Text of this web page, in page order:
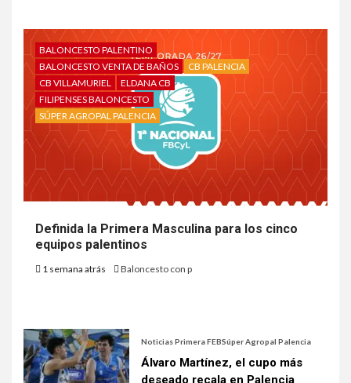
BALONCESTO PALENTINO
BALONCESTO VENTA DE BAÑOS
CB PALENCIA
CB VILLAMURIEL
ELDANA CB
FILIPENSES BALONCESTO
SÚPER AGROPAL PALENCIA
Definida la Primera Masculina para los cinco
equipos palentinos
1 semana atrás Baloncesto con p
Noticias Primera FEBSúper Agropal Palencia
Álvaro Martínez, el cupo más
deseado recala en Palencia